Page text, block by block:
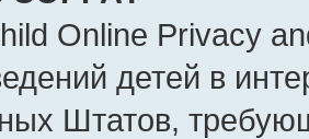
Online Privacy
детей в
Штатов,